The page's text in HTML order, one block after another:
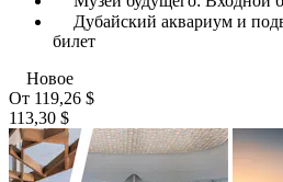
Дубайский аквариум и
билет
Новое
От 119,26 $
113,30 $